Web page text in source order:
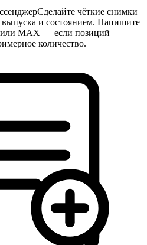
Сделайте чёткие снимки
и состоянием. Напишите
или MAX — если позиций
количество.